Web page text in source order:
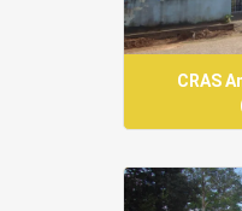
CRAS